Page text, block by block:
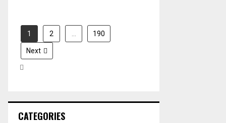
1 2 190
Next
CATEGORIES